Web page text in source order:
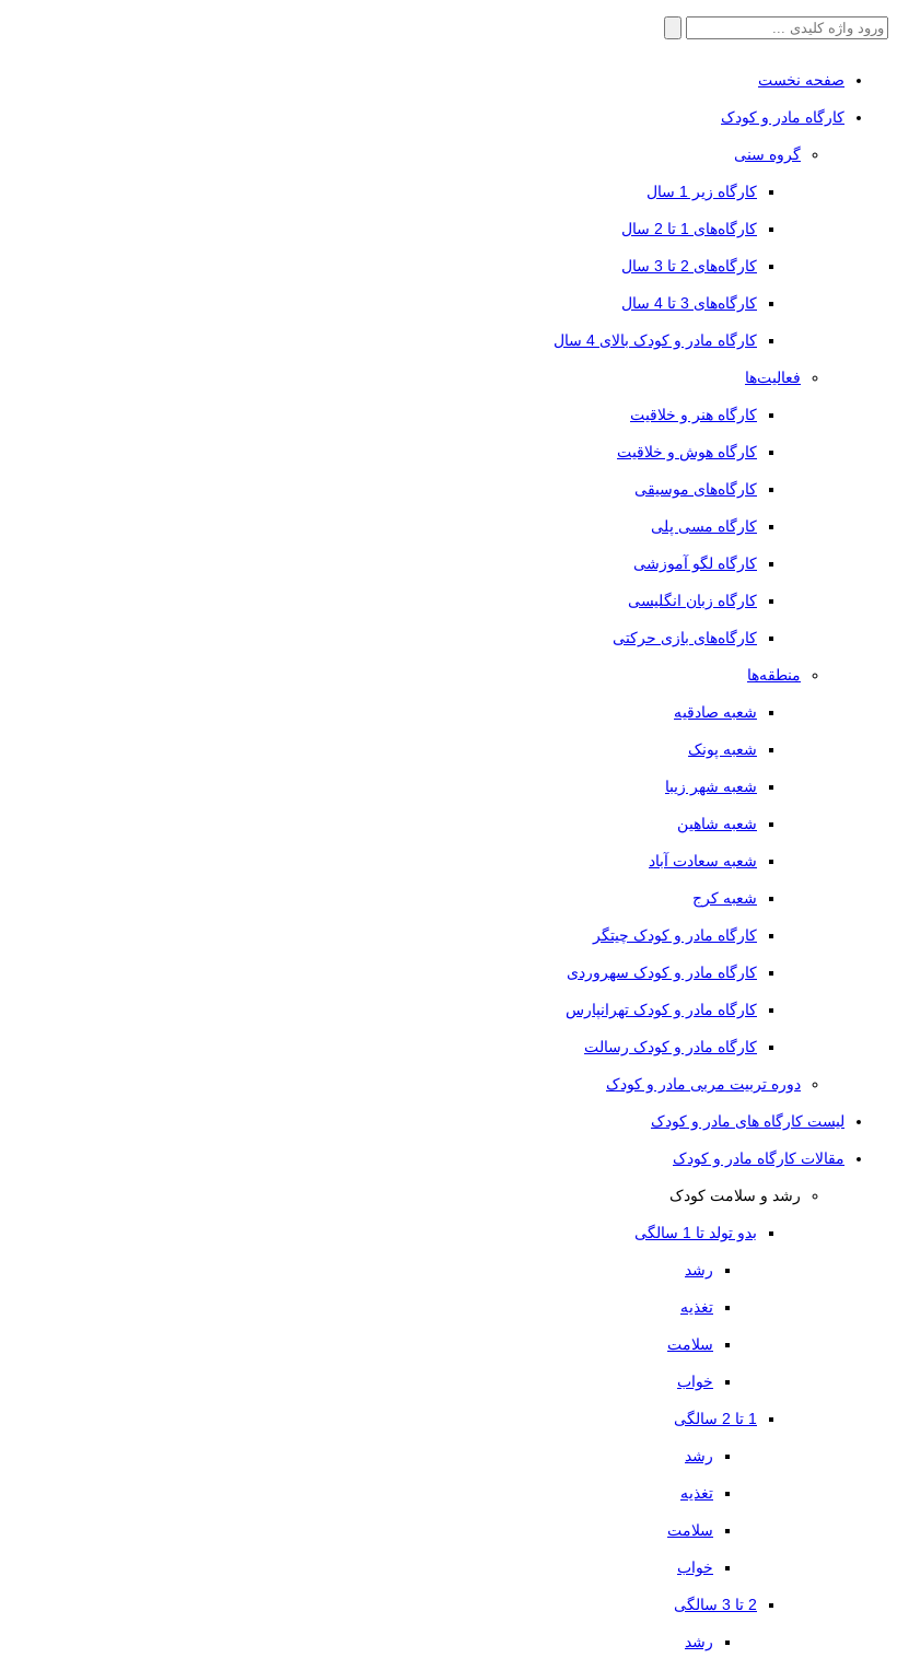
جستجو
صفحه نخست
کارگاه مادر و کودک
گروه سنی
کارگاه زیر 1 سال
کارگاه‌های 1 تا 2 سال
کارگاه‌های 2 تا 3 سال
کارگاه‌های 3 تا 4 سال
کارگاه مادر و کودک بالای 4 سال
فعالیت‌ها
کارگاه هنر و خلاقیت
کارگاه هوش و خلاقیت
کارگاه‌های موسیقی
کارگاه مسی پلی
کارگاه لگو آموزشی
کارگاه زبان انگلیسی
کارگاه‌های بازی حرکتی
منطقه‌ها
شعبه صادقیه
شعبه پونک
شعبه شهر زیبا
شعبه شاهین
شعبه سعادت آباد
شعبه کرج
کارگاه مادر و کودک چیتگر
کارگاه مادر و کودک سهروردی
کارگاه مادر و کودک تهرانپارس
کارگاه مادر و کودک رسالت
دوره تربیت مربی مادر و کودک
لیست کارگاه های مادر و کودک
مقالات کارگاه مادر و کودک
رشد و سلامت کودک
بدو تولد تا 1 سالگی
رشد
تغذیه
سلامت
خواب
1 تا 2 سالگی
رشد
تغذیه
سلامت
خواب
2 تا 3 سالگی
رشد